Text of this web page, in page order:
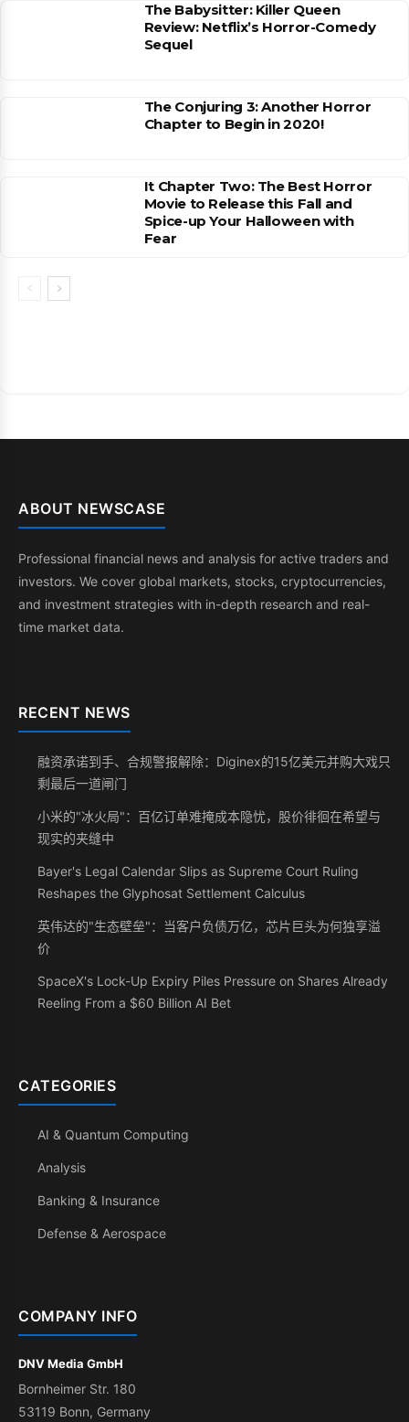
The Babysitter: Killer Queen
Review: Netflix’s Horror-Comedy
Sequel
The Conjuring 3: Another Horror
Chapter to Begin in 2020!
It Chapter Two: The Best Horror
Movie to Release this Fall and
Spice-up Your Halloween with
Fear
ABOUT NEWSCASE
Professional financial news and analysis for active traders and
investors. We cover global markets, stocks, cryptocurrencies,
and investment strategies with in-depth research and real-
time market data.
RECENT NEWS
融资承诺到手、合规警报解除：Diginex的15亿美元并购大戏只
剩最后一道闸门
小米的"冰火局"：百亿订单难掩成本隐忧，股价徘徊在希望与
现实的夹缝中
Bayer's Legal Calendar Slips as Supreme Court Ruling
Reshapes the Glyphosat Settlement Calculus
英伟达的"生态壁垒"：当客户负债万亿，芯片巨头为何独享溢
价
SpaceX's Lock-Up Expiry Piles Pressure on Shares Already
Reeling From a $60 Billion AI Bet
CATEGORIES
AI & Quantum Computing
Analysis
Banking & Insurance
Defense & Aerospace
COMPANY INFO
DNV Media GmbH
Bornheimer Str. 180
53119 Bonn, Germany